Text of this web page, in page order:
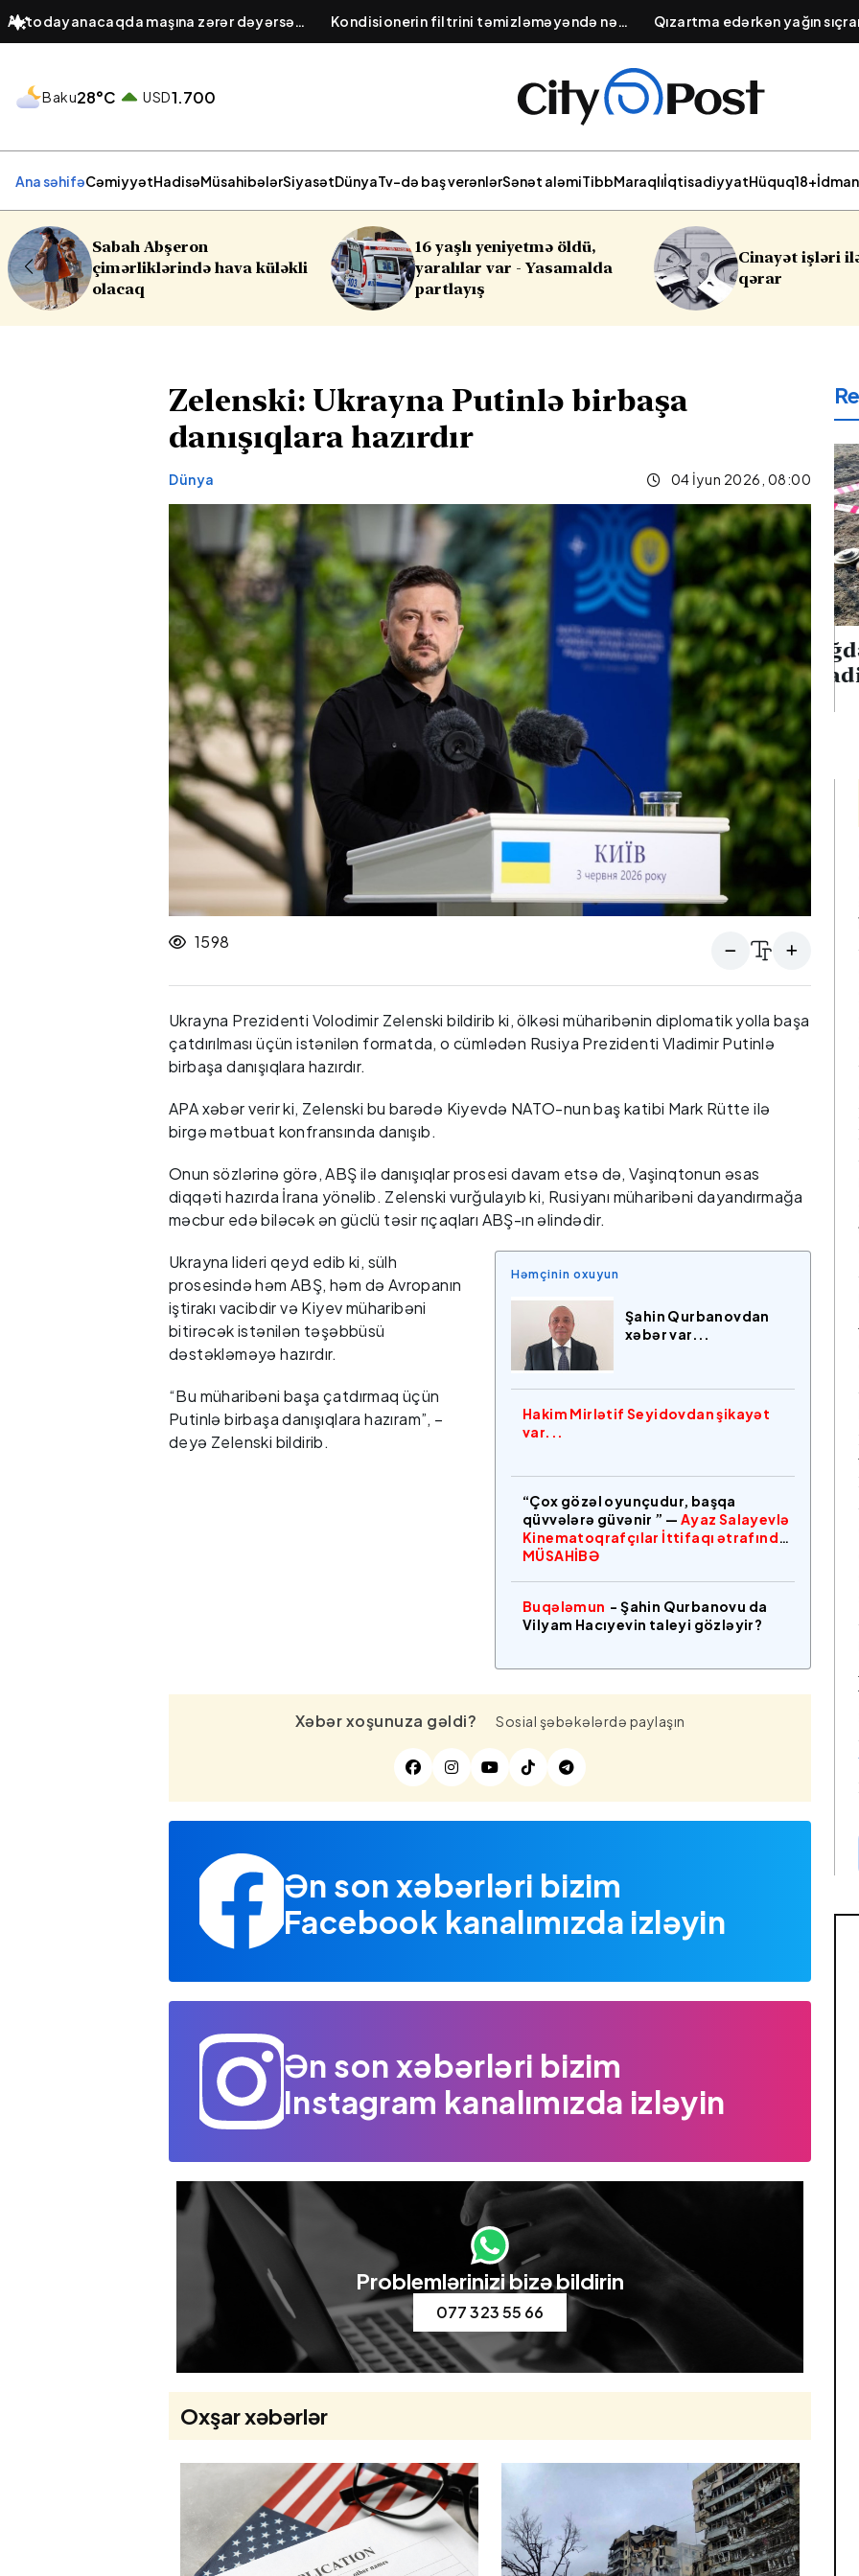
Avtodayanacaqda maşına zərər dəyərsə
cavabdeh kimdir? – Obyekt sahibinin
Kondisionerin filtrini təmizləməyəndə nə
baş verir? – Elektrik sərfiyyatının artması və
Qızartma edərkən yağın
yolu: Tavaya atılacaq 1
Baku28°C USD1.700
Ana səhifəCəmiyyətHadisəMüsahibələrSiyasətDünyaTv-də baş verənlərSənət aləmiTibbMaraqlıİqtisadiyyatHüquq18+İdman
küləkli
16 yaşlı yeniyetmə öldü,
yaralılar var - Yasamalda
Cinayət işləri ilə bağlı vacib
qərar
Zelenski: Ukrayna Putinlə birbaşa
danışıqlara hazırdır
Dünya 04 İyun 2026, 08:00
1598
Ukrayna Prezidenti Volodimir Zelenski bildirib ki, ölkəsi müharibənin diplomatik yolla başa
çatdırılması üçün istənilən formatda, o cümlədən Rusiya Prezidenti Vladimir Putinlə
birbaşa danışıqlara hazırdır.
APA xəbər verir ki, Zelenski bu barədə Kiyevdə NATO-nun baş katibi Mark Rütte ilə
birgə mətbuat konfransında danışıb.
Onun sözlərinə görə, ABŞ ilə danışıqlar prosesi davam etsə də, Vaşinqtonun əsas
diqqəti hazırda İrana yönəlib. Zelenski vurğulayıb ki, Rusiyanı müharibəni dayandırmağa
məcbur edə biləcək ən güclü təsir rıçaqları ABŞ-ın əlindədir.
Həmçinin oxuyun
Şahin Qurbanovdan
xəbər var...
Hakim Mirlətif Seyidovdan şikayət
var...
“Çox gözəl oyunçudur, başqa
qüvvələrə güvənir ” — Ayaz Salayevlə
Kinematoqrafçılar İttifaqı ətrafında
MÜSAHİBƏ
Buqələmun - Şahin Qurbanovu da
Vilyam Hacıyevin taleyi gözləyir?
Ukrayna lideri qeyd edib ki, sülh
prosesində həm ABŞ, həm də Avropanın
iştirakı vacibdir və Kiyev müharibəni
bitirəcək istənilən təşəbbüsü
dəstəkləməyə hazırdır.
“Bu müharibəni başa çatdırmaq üçün
Putinlə birbaşa danışıqlara hazıram”, –
deyə Zelenski bildirib.
Xəbər xoşunuza gəldi? Sosial şəbəkələrdə paylaşın
Ən son xəbərləri bizim
Facebook kanalımızda izləyin
Ən son xəbərləri bizim
Instagram kanalımızda izləyin
Problemlərinizi bizə bildirin
077 323 55 66
Oxşar xəbərlər
meydançasında meyit
Siyəzəndə
avtoxuliqanlıq edən iki
sürücü saxlanılıb
Ağdərədə mina
hadisəsi baş verib